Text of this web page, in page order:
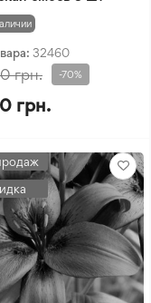
32460
грн. -70%
грн.